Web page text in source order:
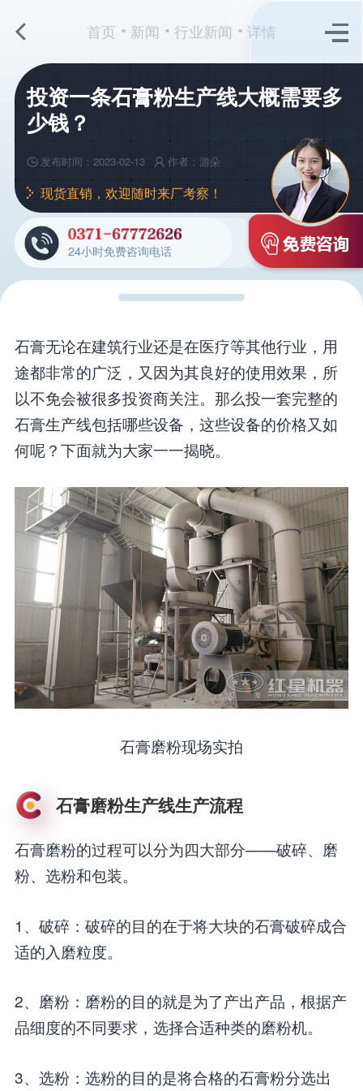
首页 新闻 行业新闻 详情
投资一条石膏粉生产线大概需要多
少钱？
发布时间：2023-02-13 作者：游朵
现货直销，欢迎随时来厂考察！
24小时免费咨询电话
石膏无论在建筑行业还是在医疗等其他行业，用
途都非常的广泛，又因为其良好的使用效果，所
以不免会被很多投资商关注。那么投一套完整的
石膏生产线包括哪些设备，这些设备的价格又如
何呢？下面就为大家一一揭晓。
石膏磨粉现场实拍
石膏磨粉生产线生产流程
石膏磨粉的过程可以分为四大部分——破碎、磨
粉、选粉和包装。
1、破碎：破碎的目的在于将大块的石膏破碎成合
适的入磨粒度。
2、磨粉：磨粉的目的就是为了产出产品，根据产
品细度的不同要求，选择合适种类的磨粉机。
3、选粉：选粉的目的是将合格的石膏粉分选出